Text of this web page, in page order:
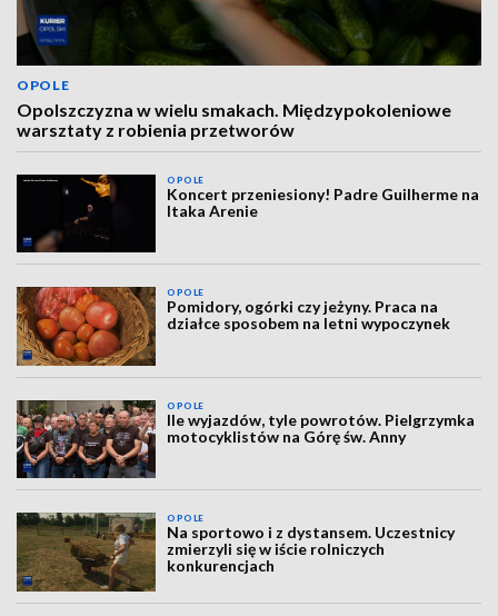
OPOLE
Opolszczyzna w wielu smakach. Międzypokoleniowe
warsztaty z robienia przetworów
OPOLE
Koncert przeniesiony! Padre Guilherme na
Itaka Arenie
OPOLE
Pomidory, ogórki czy jeżyny. Praca na
działce sposobem na letni wypoczynek
OPOLE
Ile wyjazdów, tyle powrotów. Pielgrzymka
motocyklistów na Górę św. Anny
OPOLE
Na sportowo i z dystansem. Uczestnicy
zmierzyli się w iście rolniczych
konkurencjach